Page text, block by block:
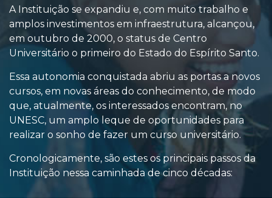
A Instituição se expandiu e, com muito trabalho e
amplos investimentos em infraestrutura, alcançou,
em outubro de 2000, o status de Centro
Universitário o primeiro do Estado do Espírito Santo.
Essa autonomia conquistada abriu as portas a novos
cursos, em novas áreas do conhecimento, de modo
que, atualmente, os interessados encontram, no
UNESC, um amplo leque de oportunidades para
realizar o sonho de fazer um curso universitário.
Cronologicamente, são estes os principais passos da
Instituição nessa caminhada de cinco décadas: